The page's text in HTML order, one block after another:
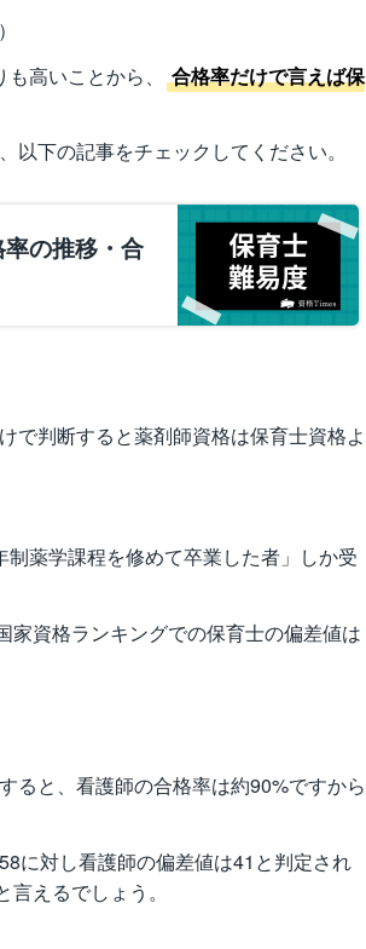
高いことから、
合格率だけで言えば保
下の記事をチェックしてください。
の推移・合
で判断すると薬剤師資格は保育士資格よ
薬学課程を修めて卒業した者」しか受
家資格ランキングでの保育士の偏差値は
ると、看護師の合格率は約90%ですから
に対し看護師の偏差値は41と判定され
言えるでしょう。